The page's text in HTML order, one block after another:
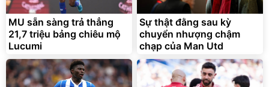
MU sẵn sàng trả thẳng
21,7 triệu bảng chiêu mộ
Lucumi
Sự thật đằng sau kỳ
chuyển nhượng chậm
chạp của Man Utd